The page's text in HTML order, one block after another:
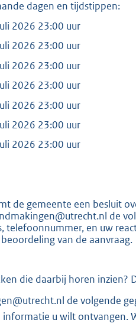
dagen en tijdstippen:
2026 23:00 uur
2026 23:00 uur
2026 23:00 uur
2026 23:00 uur
2026 23:00 uur
2026 23:00 uur
2026 23:00 uur
de gemeente een besluit
de
telefoonnummer, en uw
van de aanvraag.
die daarbij horen inzien?
de volgende
u wilt ontvangen.